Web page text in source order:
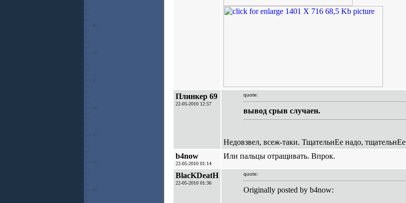
Плинкер 69
22-05-2010 12:57
quote:
вывод срыв случаен.
Недовзвел, всеж-таки. ТщательнЕе надо, тщательнЕе
b4now
22-05-2010 01:14
Или пальцы отращивать. Впрок.
BlacKDeatH
22-05-2010 01:36
quote:
Originally posted by b4now: